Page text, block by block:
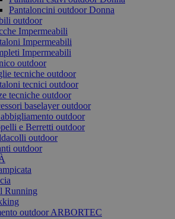
Pantaloncini outdoor Donna
outdoor
Impermeabili
Impermeabili
Impermeabili
outdoor
tecniche outdoor
tecnici outdoor
tecniche outdoor
baselayer outdoor
outdoor
e Berretti outdoor
outdoor
outdoor
Running
outdoor ARBORTEC